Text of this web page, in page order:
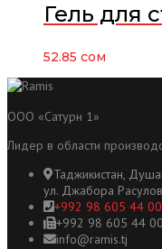
Гель для
52.85 сом
ООО «Сатурн 1»
Лидер в области
Таджикистан,
ул. Джабора
+992 98 605 44 00
+992 98 605 44 00
info@ramis.tj